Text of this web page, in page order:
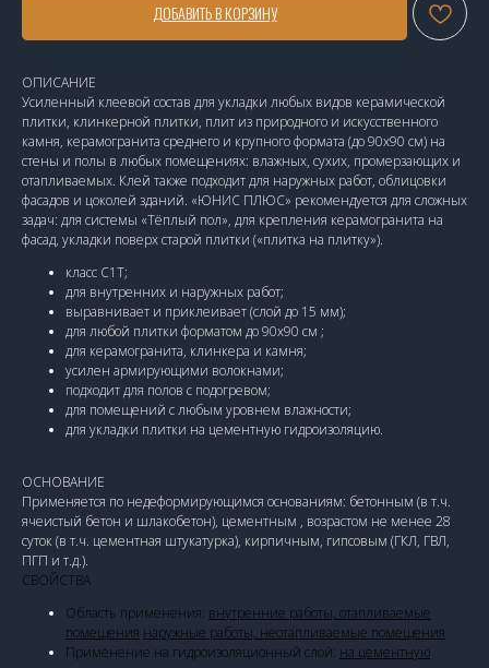
ДОБАВИТЬ В КОРЗИНУ
ОПИСАНИЕ
Усиленный клеевой состав для укладки любых видов керамической
плитки, клинкерной плитки, плит из природного и искусственного
камня, керамогранита среднего и крупного формата (до 90х90 см) на
стены и полы в любых помещениях: влажных, сухих, промерзающих и
отапливаемых. Клей также подходит для наружных работ, облицовки
фасадов и цоколей зданий. «ЮНИС ПЛЮС» рекомендуется для сложных
задач: для системы «Тёплый пол», для крепления керамогранита на
фасад, укладки поверх старой плитки («плитка на плитку»).
класс С1Т;
для внутренних и наружных работ;
выравнивает и приклеивает (слой до 15 мм);
для любой плитки форматом до 90х90 см ;
для керамогранита, клинкера и камня;
усилен армирующими волокнами;
подходит для полов с подогревом;
для помещений с любым уровнем влажности;
для укладки плитки на цементную гидроизоляцию.
ОСНОВАНИЕ
Применяется по недеформирующимся основаниям: бетонным (в т.ч.
ячеистый бетон и шлакобетон), цементным , возрастом не менее 28
суток (в т.ч. цементная штукатурка), кирпичным, гипсовым (ГКЛ, ГВЛ,
ПГП и т.д.).
СВОЙСТВА
Область применения: внутренние работы, отапливаемые
помещения наружные работы, неотапливаемые помещения
Применение на гидроизоляционный слой: на цементную